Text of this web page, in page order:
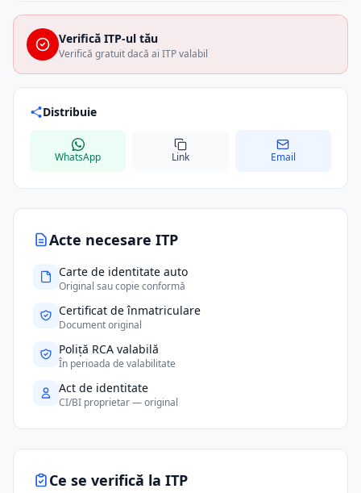
Acte necesare ITP
Carte de identitate auto
Original sau copie conformă
Certificat de înmatriculare
Document original
Poliță RCA valabilă
În perioada de valabilitate
Act de identitate
CI/BI proprietar — original
Ce se verifică la ITP
Verifică ITP-ul tău
Verifică gratuit dacă ai ITP valabil
Distribuie
WhatsApp Link Email